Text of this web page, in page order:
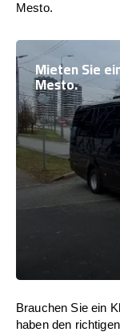
Mesto.
Mieten Sie
Mesto.
Brauchen Sie ein
haben den richtigen